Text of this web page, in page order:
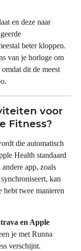
en deze naar
beter kloppen.
van je horloge om
dit de meest
voor
Fitness?
die automatisch
Health standaard
app, zoals
kan
hebt twee manieren
en Apple
je met Runna
verschijnt.